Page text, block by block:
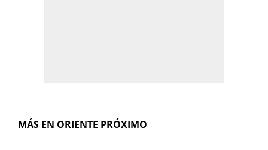
MÁS EN ORIENTE PRÓXIMO